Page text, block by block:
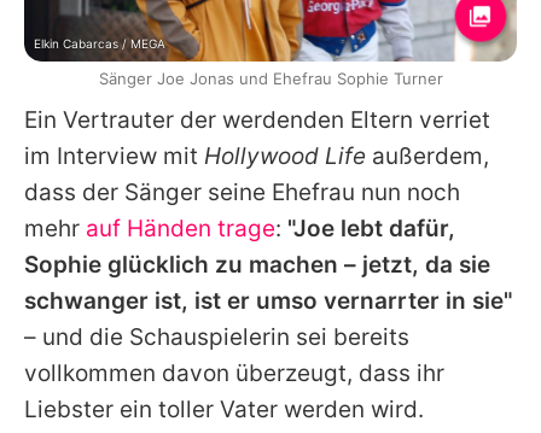
Ein Vertrauter der werdenden Eltern verriet
im Interview mit Hollywood Life außerdem,
dass der Sänger seine Ehefrau nun noch
mehr auf Händen trage: "Joe lebt dafür,
Sophie glücklich zu machen – jetzt, da sie
schwanger ist, ist er umso vernarrter in sie"
– und die Schauspielerin sei bereits
vollkommen davon überzeugt, dass ihr
Liebster ein toller Vater werden wird.
Elkin Cabarcas / MEGA
Sänger Joe Jonas und Ehefrau Sophie Turner